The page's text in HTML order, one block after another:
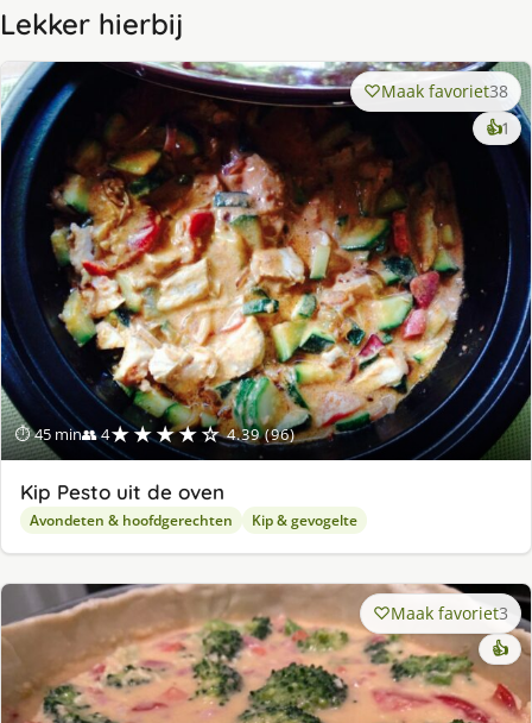
Lekker hierbij
⏱ 45 min👥 4★★★★☆ 4.39 (96)
Maak favoriet38
👍1
Kip Pesto uit de oven
Avondeten & hoofdgerechten Kip & gevogelte
Maak favoriet3
👍